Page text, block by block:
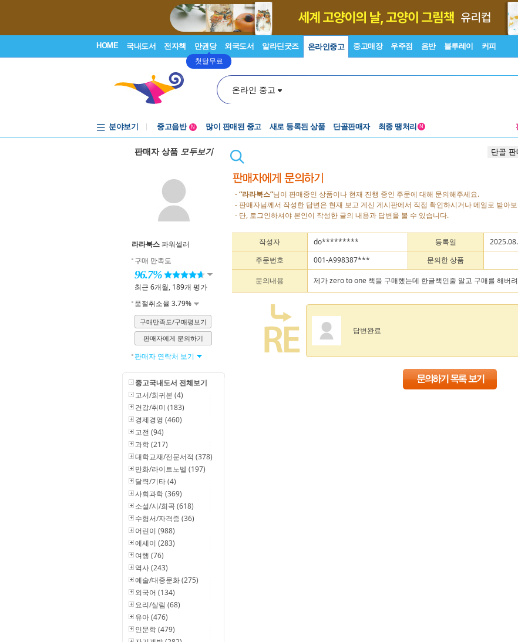
HOME 국내도서 전자책 만권당
첫달무료
외국도서 알라딘굿즈 온라인중고 중고매장 우주점 음반 블루레이 커피
온라인 중고
분야보기
중고음반
중고음반
N 많이 판매된 중고 새로 등록된 상품 단골판매자 최종 땡처리 N
판매자 상품 모두보기
라라북스파워셀러
구매 만족도
96.7%
최근 6개월, 189개 평가
품절취소율 3.79%
구매만족도/구매평보기
판매자에게 문의하기
판매자 연락처 보기
중고국내도서 전체보기
고서/희귀본 (4)
건강/취미 (183)
경제경영 (460)
고전 (94)
과학 (217)
대학교재/전문서적 (378)
만화/라이트노벨 (197)
달력/기타 (4)
사회과학 (369)
소설/시/희곡 (618)
수험서/자격증 (36)
어린이 (988)
에세이 (283)
여행 (76)
역사 (243)
예술/대중문화 (275)
외국어 (134)
요리/살림 (68)
유아 (476)
인문학 (479)
단골 판
-“라라북스”님이 판매중인 상품이나 현재 진행 중인 주문에 대해 문의해주세요.
- 판매자님께서 작성한 답변은 현재 보고 계신 게시판에서 직접 확인하시거나 메일로 받아
- 단, 로그인하셔야 본인이 작성한 글의 내용과 답변을 볼 수 있습니다.
작성자 do********* 등록일
주문번호
001-A998387*** 문의한 상품
문의내용 제가 zero to one 책을 구매했는데 한글책인줄 알고 구매를 해버
답변완료